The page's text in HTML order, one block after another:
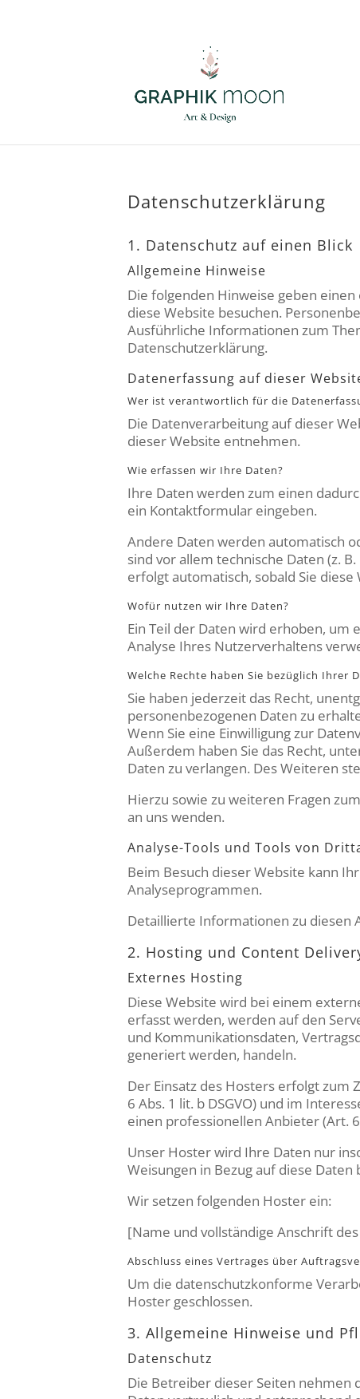
Datenschutzerklärung
1. Datenschutz auf einen Blick
Allgemeine Hinweise
Die folgenden Hinweise geben
diese Website besuchen.
Ausführliche Informationen zum
Datenschutzerklärung.
Datenerfassung auf dieser
Wer ist verantwortlich für die
Die Datenverarbeitung auf dieser
dieser Website entnehmen.
Wie erfassen wir Ihre Daten?
Ihre Daten werden zum einen
ein Kontaktformular eingeben.
Andere Daten werden automatisch
sind vor allem technische Daten (z.
erfolgt automatisch, sobald Sie
Wofür nutzen wir Ihre Daten?
Ein Teil der Daten wird erhoben,
Analyse Ihres Nutzerverhaltens
Welche Rechte haben Sie bezüglich Ihrer
Sie haben jederzeit das Recht,
personenbezogenen Daten zu
Wenn Sie eine Einwilligung zur
Außerdem haben Sie das Recht,
Daten zu verlangen. Des Weiteren
Hierzu sowie zu weiteren Fragen
an uns wenden.
Analyse-Tools und Tools von
Beim Besuch dieser Website kann
Analyseprogrammen.
Detaillierte Informationen zu diesen
2. Hosting und Content
Externes Hosting
Diese Website wird bei einem
erfasst werden, werden auf den
und Kommunikationsdaten,
generiert werden, handeln.
Der Einsatz des Hosters erfolgt
6 Abs. 1 lit. b DSGVO) und im
einen professionellen Anbieter (Art. 6
Unser Hoster wird Ihre Daten nur
Weisungen in Bezug auf diese Daten
Wir setzen folgenden Hoster ein:
[Name und vollständige Anschrift
Abschluss eines Vertrages über
Um die datenschutzkonforme
Hoster geschlossen.
3. Allgemeine Hinweise und
Datenschutz
Die Betreiber dieser Seiten nehmen